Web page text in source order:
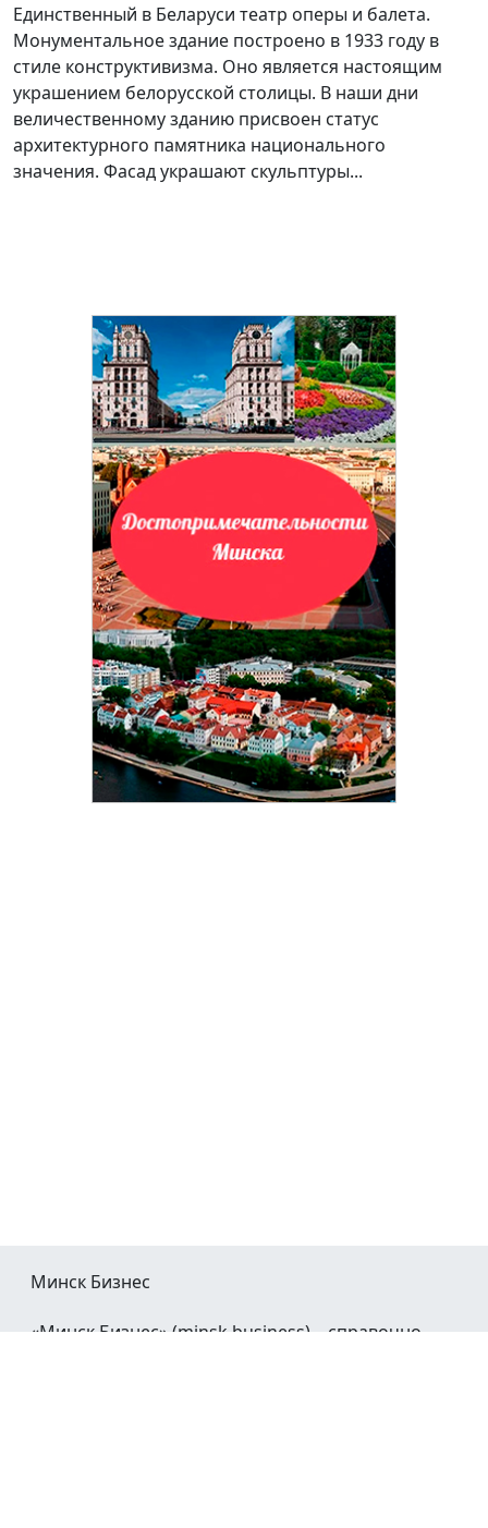
Единственный в Беларуси театр оперы и балета.
Монументальное здание построено в 1933 году в
стиле конструктивизма. Оно является настоящим
украшением белорусской столицы. В наши дни
величественному зданию присвоен статус
архитектурного памятника национального
значения. Фасад украшают скульптуры...
Минск Бизнес
«Минск Бизнес» (minsk.business) – справочно-